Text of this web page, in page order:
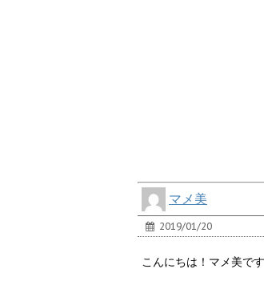
マメ美
2019/01/20
こんにちは！マメ美です